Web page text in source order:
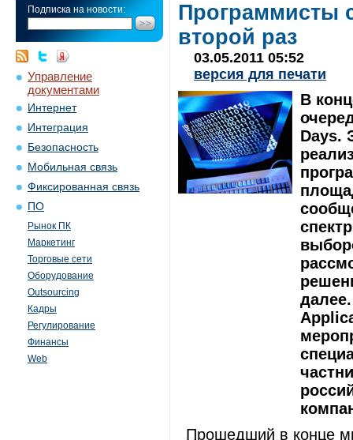
Подписка на новости:
Управление
документами
Интернет
Интеграция
Безопасность
Мобильная связь
Фиксированная связь
ПО
Рынок ПК
Маркетинг
Торговые сети
Оборудование
Outsourcing
Кадры
Регулирование
Финансы
Web
Программисты
второй раз
03.05.2011 05:52
версия для печати
В
Days.
Прошедший в конце